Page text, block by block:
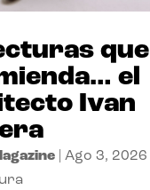
que
el
Ivan
| Ago 3, 2026